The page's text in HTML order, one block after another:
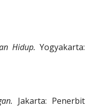
Hidup. Yogyakarta:
Jakarta: Penerbit